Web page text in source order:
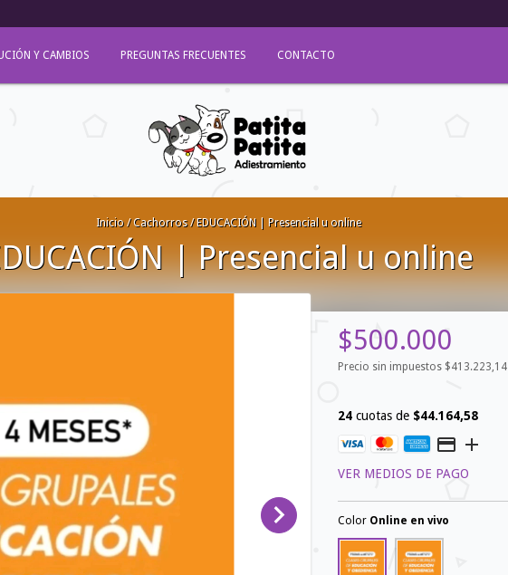
Y CAMBIOS PREGUNTAS FRECUENTES CONTACTO
Inicio / Cachorros / EDUCACIÓN | Presencial u online
| Presencial u online
$500.000
Precio sin impuestos $413.223,14
24cuotas de $44.164,58
VER MEDIOS DE PAGO
Color Online en vivo